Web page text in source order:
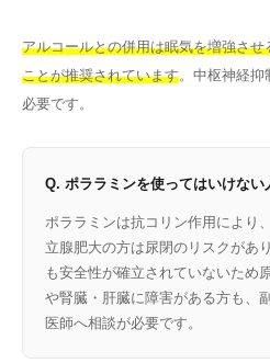
アルコールとの併用は眠気を増強さ
ことが推奨されています。中枢神経
必要です。
Q. ポララミンを使ってはいけない
ポララミンは抗コリン作用により
立腺肥大の方は尿閉のリスクがあ
も安全性が確立されていないため
や腎臓・肝臓に障害がある方も、
医師へ相談が必要です。